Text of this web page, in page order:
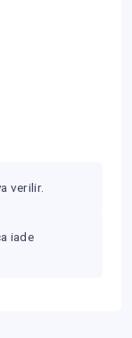
verilir.
iade